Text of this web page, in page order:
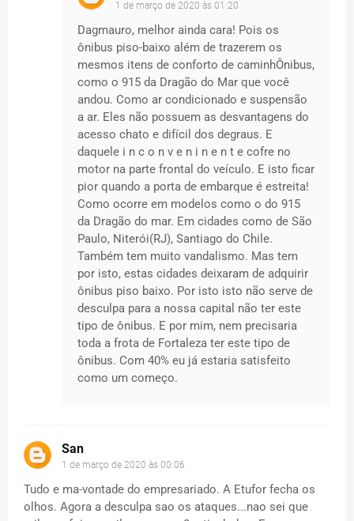
1 de março de 2020 às 01:20
Dagmauro, melhor ainda cara! Pois os
ônibus piso-baixo além de trazerem os
mesmos itens de conforto de caminhÔnibus,
como o 915 da Dragão do Mar que você
andou. Como ar condicionado e suspensão
a ar. Eles não possuem as desvantagens do
acesso chato e difícil dos degraus. E
daquele i n c o n v e n i n e n t e cofre no
motor na parte frontal do veículo. E isto ficar
pior quando a porta de embarque é estreita!
Como ocorre em modelos como o do 915
da Dragão do mar. Em cidades como de São
Paulo, Niterói(RJ), Santiago do Chile.
Também tem muito vandalismo. Mas tem
por isto, estas cidades deixaram de adquirir
ônibus piso baixo. Por isto isto não serve de
desculpa para a nossa capital não ter este
tipo de ônibus. E por mim, nem precisaria
toda a frota de Fortaleza ter este tipo de
ônibus. Com 40% eu já estaria satisfeito
como um começo.
San
1 de março de 2020 às 00:06
Tudo e ma-vontade do empresariado. A Etufor fecha os
olhos. Agora a desculpa sao os ataques...nao sei que